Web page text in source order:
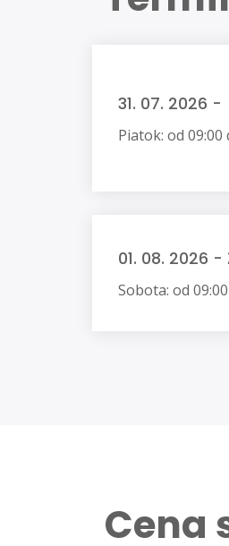
31. 07. 2026 -
Piatok: od 09:00
01. 08. 2026 -
Sobota: od
Cena